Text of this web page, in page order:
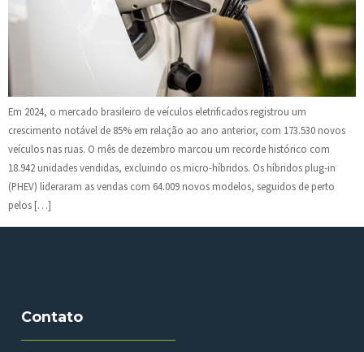
Em 2024, o mercado brasileiro de veículos eletrificados registrou um
crescimento notável de 85% em relação ao ano anterior, com 173.530 novos
veículos nas ruas. O mês de dezembro marcou um recorde histórico com
18.942 unidades vendidas, excluindo os micro-híbridos. Os híbridos plug-in
(PHEV) lideraram as vendas com 64.009 novos modelos, seguidos de perto
pelos […]
Contato